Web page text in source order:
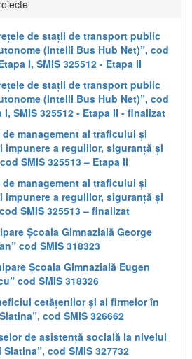
de stații de transport public
(Intelli Bus Hub Net)”, cod
I, SMIS 325512 - Etapa II
de stații de transport public
(Intelli Bus Hub Net)”, cod
I, SMIS 325512 - Etapa II - finalizat
management al traficului și
a regulilor, siguranță și
SMIS 325513 – Etapa II
management al traficului și
a regulilor, siguranță și
SMIS 325513 – finalizat
Școala Gimnazială George
cod SMIS 318323
Școala Gimnazială Eugen
cod SMIS 318326
cetățenilor și al firmelor în
cod SMIS 326662
de asistență socială la nivelul
cod SMIS 327732